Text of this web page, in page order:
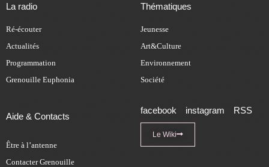
La radio
Ré-écouter
Actualités
Programmation
Grenouille Euphonia
Thématiques
Jeunesse
Art&Culture
Environnement
Société
Aide & Contacts
Être à l’antenne
Contacter Grenouille
facebook instagram RSS
Le Wiki